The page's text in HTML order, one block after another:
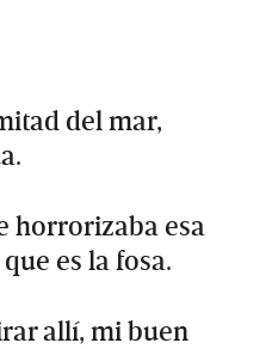
del mar,
horrorizaba esa
es la fosa.
allí, mi buen